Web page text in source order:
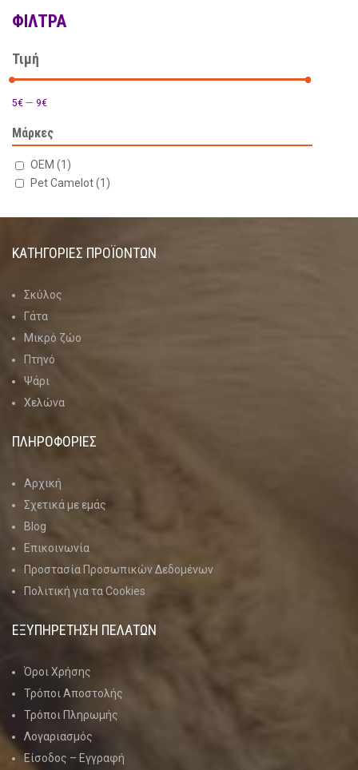
ΦΊΛΤΡΑ
Τιμή
5€ — 9€
Μάρκες
OEM (1)
Pet Camelot(1)
ΚΑΤΗΓΟΡΊΕΣ ΠΡΟΪΌΝΤΩΝ
Σκύλος
Γάτα
Μικρό ζώο
Πτηνό
Ψάρι
Χελώνα
ΠΛΗΡΟΦΟΡΙΕΣ
Αρχική
Σχετικά με εμάς
Blog
Επικοινωνία
Προστασία Προσωπικών Δεδομένων
Πολιτική για τα Cookies
ΕΞΥΠΗΡΕΤΗΣΗ ΠΕΛΑΤΩΝ
Όροι Χρήσης
Τρόποι Αποστολής
Τρόποι Πληρωμής
Λογαριασμός
Είσοδος – Εγγραφή